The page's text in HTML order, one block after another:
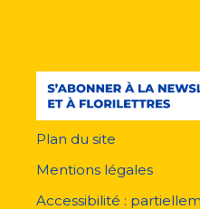
pied
page
Plan du site
Mentions légales
Accessibilité :